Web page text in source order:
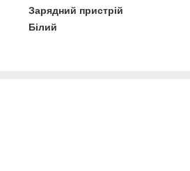
Зарядний пристрій
Білий